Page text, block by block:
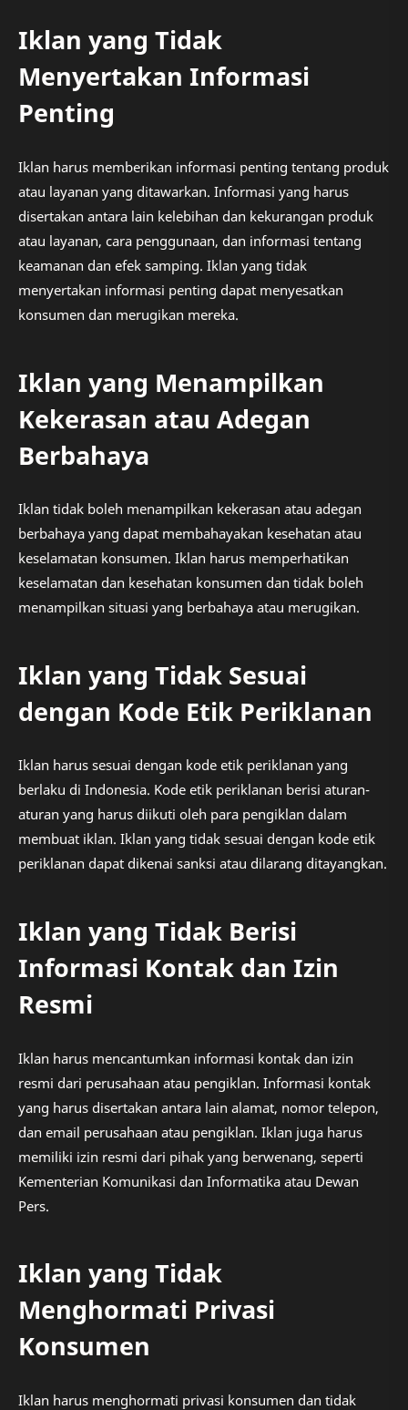
Iklan yang Tidak
Menyertakan Informasi
Penting
Iklan harus memberikan informasi penting tentang produk
atau layanan yang ditawarkan. Informasi yang harus
disertakan antara lain kelebihan dan kekurangan produk
atau layanan, cara penggunaan, dan informasi tentang
keamanan dan efek samping. Iklan yang tidak
menyertakan informasi penting dapat menyesatkan
konsumen dan merugikan mereka.
Iklan yang Menampilkan
Kekerasan atau Adegan
Berbahaya
Iklan tidak boleh menampilkan kekerasan atau adegan
berbahaya yang dapat membahayakan kesehatan atau
keselamatan konsumen. Iklan harus memperhatikan
keselamatan dan kesehatan konsumen dan tidak boleh
menampilkan situasi yang berbahaya atau merugikan.
Iklan yang Tidak Sesuai
dengan Kode Etik Periklanan
Iklan harus sesuai dengan kode etik periklanan yang
berlaku di Indonesia. Kode etik periklanan berisi aturan-
aturan yang harus diikuti oleh para pengiklan dalam
membuat iklan. Iklan yang tidak sesuai dengan kode etik
periklanan dapat dikenai sanksi atau dilarang ditayangkan.
Iklan yang Tidak Berisi
Informasi Kontak dan Izin
Resmi
Iklan harus mencantumkan informasi kontak dan izin
resmi dari perusahaan atau pengiklan. Informasi kontak
yang harus disertakan antara lain alamat, nomor telepon,
dan email perusahaan atau pengiklan. Iklan juga harus
memiliki izin resmi dari pihak yang berwenang, seperti
Kementerian Komunikasi dan Informatika atau Dewan
Pers.
Iklan yang Tidak
Menghormati Privasi
Konsumen
Iklan harus menghormati privasi konsumen dan tidak